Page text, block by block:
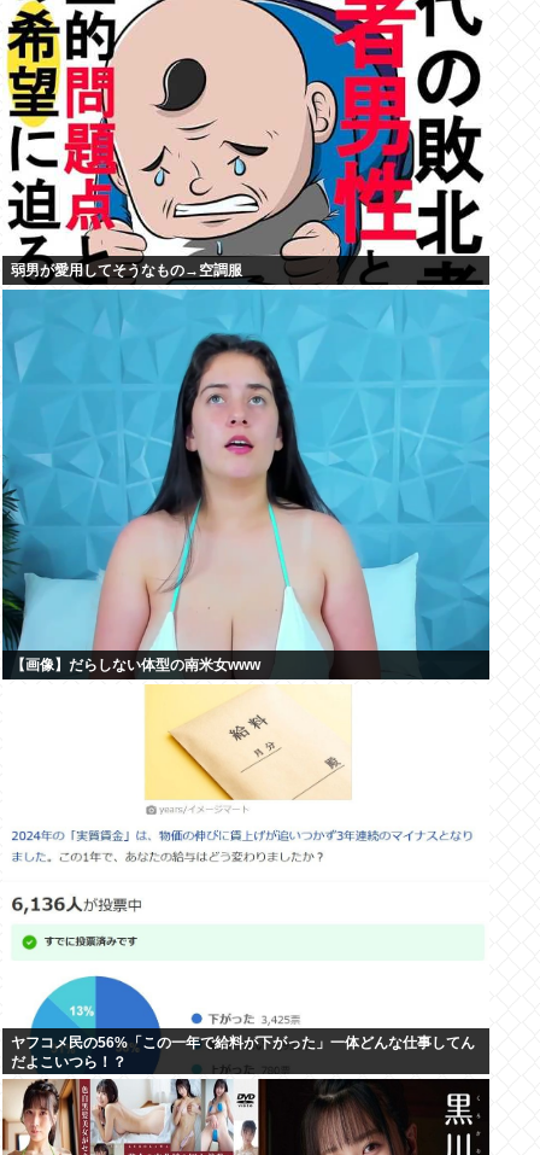
弱男が愛用してそうなもの→空調服
【画像】だらしない体型の南米女www
ヤフコメ民の56%「この一年で給料が下がった」一体どんな仕事してん
だよこいつら！？